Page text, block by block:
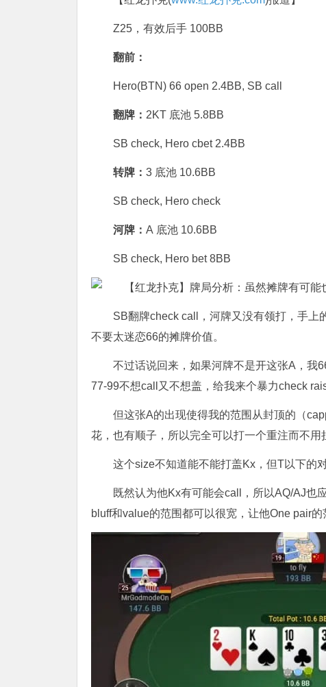
Z25，有效后手 100BB
翻前：
Hero(BTN) 66 open 2.4BB, SB call
翻牌： 2KT 底池 5.8BB
SB check, Hero cbet 2.4BB
转牌： 3 底池 10.6BB
SB check, Hero check
河牌： A 底池 10.6BB
SB check, Hero bet 8BB
SB翻牌check call，河牌又没有领打，手上
不要太迷恋66的摊牌价值。
不过话说回来，如果河牌不是开这张A，我
77-99不想call又不想盖，给我来个暴力check
但这张A的出现使得我的范围从封顶的（
花，也有顺子，所以完全可以打一个重注而不用
这个size不知道能不能打盖Kx，但T以下的
既然认为他Kx有可能会call，所以AQ/AJ也
bluff和value的范围都可以很宽，让他One pair的